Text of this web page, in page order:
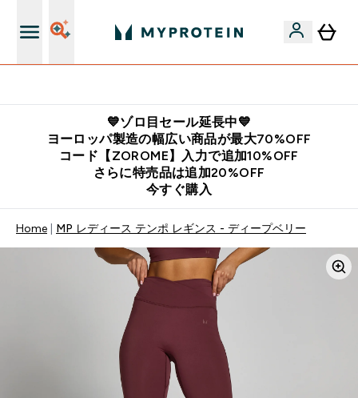
💙ゾロ目セール延長中💙
ヨーロッパ製造の幅広い商品が最大70%OFF
コード【ZOROME】入力で追加10%OFF
さらに特売品は追加20%OFF
今すぐ購入
Home MP レディース テンポ レギンス - ディープベリー